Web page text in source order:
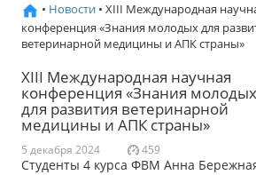
• Новости • XIII Международная
конференция «Знания молодых для
ветеринарной медицины и АПК страны»
XIII Международная научная
конференция «Знания молодых
для развития ветеринарной
медицины и АПК страны»
5 декабря 2024 459
Студенты 4 курса ФВМ Анна